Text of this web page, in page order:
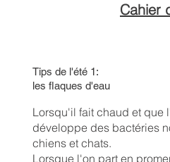
Cahier
Tips de l'été 1:
les flaques d'eau
Lorsqu'il fait chaud et que
développe des bactéries
chiens et chats.
Lorsque l'on part en